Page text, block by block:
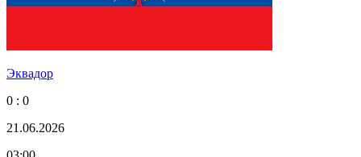
Эквадор
0 : 0
21.06.2026